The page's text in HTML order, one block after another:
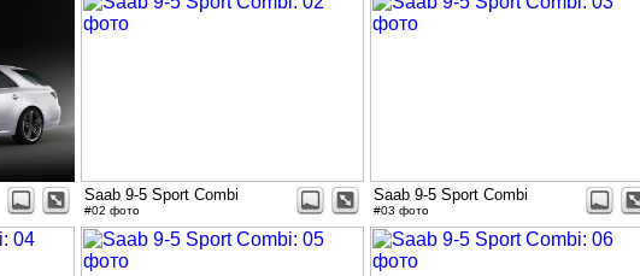
Saab 9-5 Sport Combi
#02 фото
Saab 9-5 Sport Combi
#03 фото